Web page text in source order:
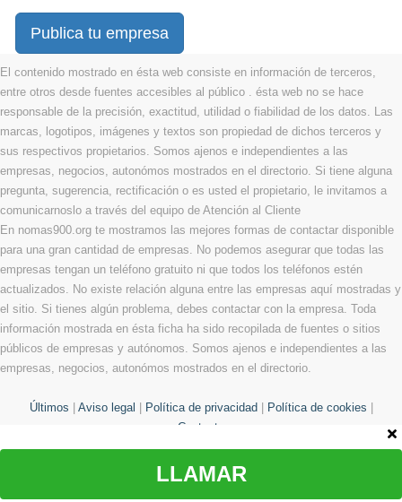
Publica tu empresa
El contenido mostrado en ésta web consiste en información de terceros,
entre otros desde fuentes accesibles al público . ésta web no se hace
responsable de la precisión, exactitud, utilidad o fiabilidad de los datos. Las
marcas, logotipos, imágenes y textos son propiedad de dichos terceros y
sus respectivos propietarios. Somos ajenos e independientes a las
empresas, negocios, autonómos mostrados en el directorio. Si tiene alguna
pregunta, sugerencia, rectificación o es usted el propietario, le invitamos a
comunicarnoslo a través del equipo de Atención al Cliente
En nomas900.org te mostramos las mejores formas de contactar disponible
para una gran cantidad de empresas. No podemos asegurar que todas las
empresas tengan un teléfono gratuito ni que todos los teléfonos estén
actualizados. No existe relación alguna entre las empresas aquí mostradas y
el sitio. Si tienes algún problema, debes contactar con la empresa. Toda
información mostrada en ésta ficha ha sido recopilada de fuentes o sitios
públicos de empresas y autónomos. Somos ajenos e independientes a las
empresas, negocios, autonómos mostrados en el directorio.
Últimos Aviso legal Política de privacidad Política de cookies
Contacto
LLAMAR